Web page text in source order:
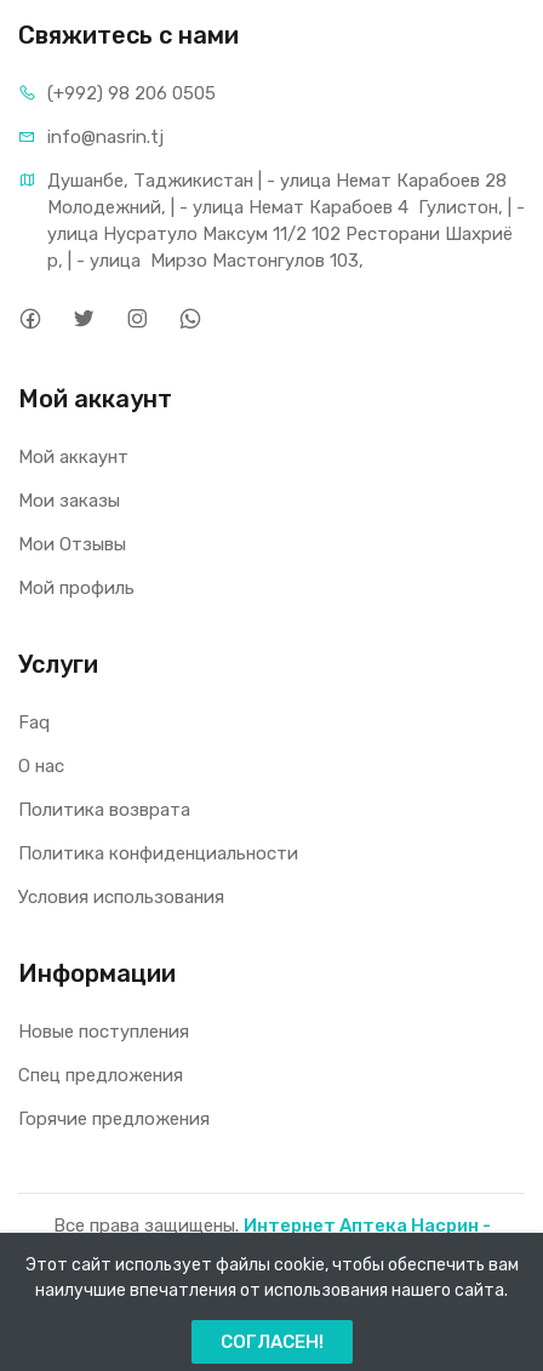
Каталог
Свяжитесь с нами
(+992) 98 206 0505
info@nasrin.tj
Душанбе, Таджикистан | - улица Немат Карабоев 28
Молодежний, | - улица Немат Карабоев 4  Гулистон, | -
улица Нусратуло Максум 11/2 102 Ресторани Шахриё
р, | - улица  Мирзо Мастонгулов 103,
Мой аккаунт
Мой аккаунт
Мои заказы
Мои Отзывы
Мой профиль
Услуги
Faq
О нас
Политика возврата
Политика конфиденциальности
Условия использования
Информации
Новые поступления
Спец предложения
Горячие предложения
Все права защищены. Интернет Аптека Насрин -
доставка лекарств на дом!2026.
Этот сайт использует файлы cookie, чтобы обеспечить вам
наилучшие впечатления от использования нашего сайта.
СОГЛАСЕН!